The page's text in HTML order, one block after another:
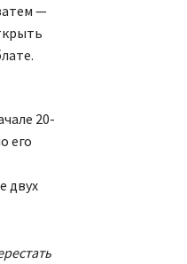
—
20-
его
двух